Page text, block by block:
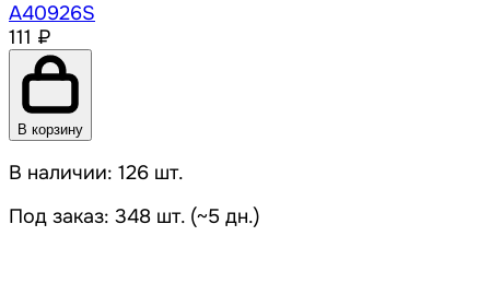
A40926S
111 ₽
В корзину
В наличии: 126 шт.
Под заказ: 348 шт. (~5 дн.)